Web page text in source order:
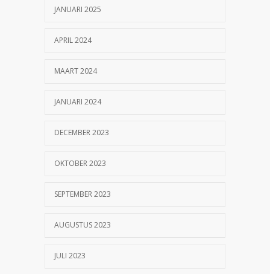
JANUARI 2025
APRIL 2024
MAART 2024
JANUARI 2024
DECEMBER 2023
OKTOBER 2023
SEPTEMBER 2023
AUGUSTUS 2023
JULI 2023